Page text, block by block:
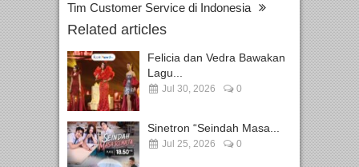
Tim Customer Service di Indonesia
Related articles
Felicia dan Vedra Bawakan
Lagu...
Jul 30, 2026 0
Sinetron “Seindah Masa...
Jul 25, 2026 0